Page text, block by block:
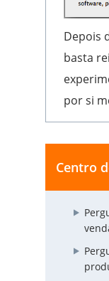
Depois
basta
por si
Centro